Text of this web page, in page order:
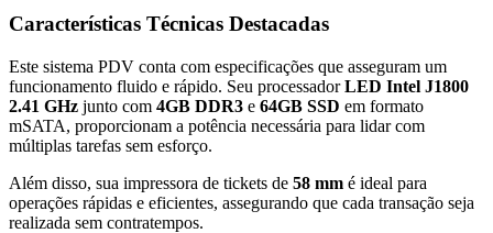
Características Técnicas Destacadas
Este sistema PDV conta com especificações que asseguram um
funcionamento fluido e rápido. Seu processadorLED Intel J1800
2.41 GHz junto com 4GB DDR3 e 64GB SSD em formato
mSATA, proporcionam a potência necessária para lidar com
múltiplas tarefas sem esforço.
Além disso, sua impressora de tickets de 58 mm é ideal para
operações rápidas e eficientes, assegurando que cada transação seja
realizada sem contratempos.